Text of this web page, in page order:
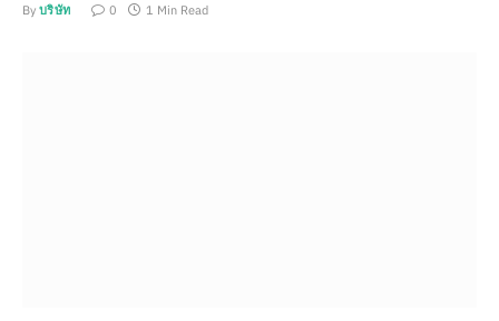
By บริษัท 0 1 Min Read